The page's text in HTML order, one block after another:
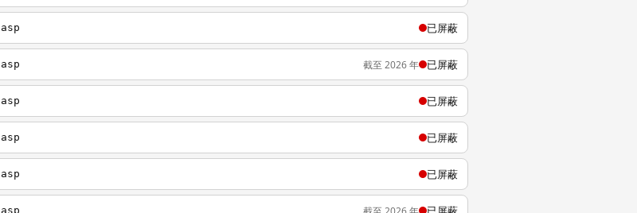
已屏蔽
截至 2026 年 已屏蔽
已屏蔽
已屏蔽
已屏蔽